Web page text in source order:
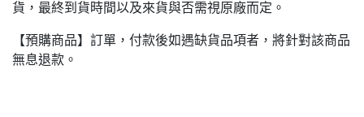
貨，最終到貨時間以及來貨與否需視原廠而定。
【預購商品】訂單，付款後如遇缺貨品項者，將針對該商品
無息退款。